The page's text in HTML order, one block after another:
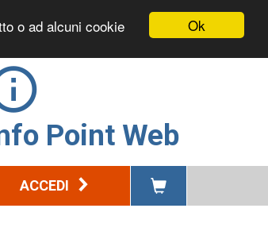
Ok
o ad alcuni cookie
Point Web
ACCEDI